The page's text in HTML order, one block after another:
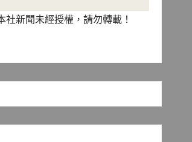
社新聞未經授權，請勿轉載！